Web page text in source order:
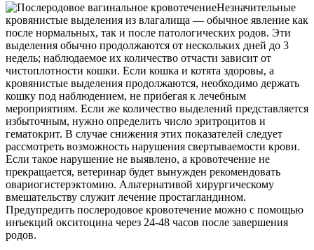
Незначительные
кровянистые выделения из влагалища — обычное явление как
после нормальных, так и после патологических родов. Эти
выделения обычно продолжаются от нескольких дней до 3
недель; наблюдаемое их количество отчасти зависит от
чистоплотности кошки. Если кошка и котята здоровы, а
кровянистые выделения продолжаются, необходимо держать
кошку под наблюдением, не прибегая к лечебным
мероприятиям. Если же количество выделений представляется
избыточным, нужно определить число эритроцитов и
гематокрит. В случае снижения этих показателей следует
рассмотреть возможность нарушения свертываемости крови.
Если такое нарушение не выявлено, а кровотечение не
прекращается, ветеринар будет вынужден рекомендовать
овариогистерэктомию. Альтернативой хирургическому
вмешательству служит лечение простагландином.
Предупредить послеродовое кровотечение можно с помощью
инъекций окситоцина через 24-48 часов после завершения
родов.